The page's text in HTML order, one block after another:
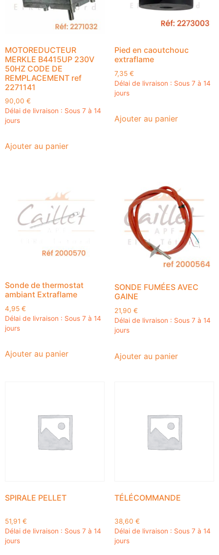
MOTOREDUCTEUR
MERKLE B4415UP 230V
50HZ CODE DE
REMPLACEMENT ref
2271141
90,00 €
Délai de livraison : Sous 7 à 14
jours
Ajouter au panier
Pied en caoutchouc
extraflame
7,35 €
Délai de livraison : Sous 7 à 14
jours
Ajouter au panier
Sonde de thermostat
ambiant Extraflame
4,95 €
Délai de livraison : Sous 7 à 14
jours
Ajouter au panier
SONDE FUMÉES AVEC
GAINE
21,90 €
Délai de livraison : Sous 7 à 14
jours
Ajouter au panier
SPIRALE PELLET
51,91 €
Délai de livraison : Sous 7 à 14
jours
TÉLÉCOMMANDE
38,60 €
Délai de livraison : Sous 7 à 14
jours